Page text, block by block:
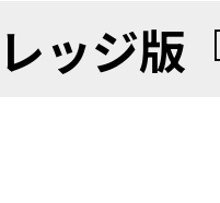
ッジ版